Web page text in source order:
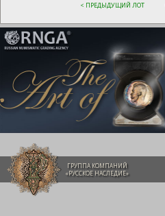
< ПРЕДЫДУЩИЙ ЛОТ
ГРУППА КОМПАНИЙ
«РУССКОЕ НАСЛЕДИЕ»